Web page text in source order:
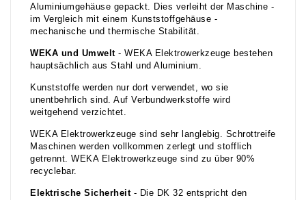
Aluminiumgehäuse gepackt. Dies verleiht der Maschine -
im Vergleich mit einem Kunststoffgehäuse -
mechanische und thermische Stabilität.
WEKA und Umwelt - WEKA Elektrowerkzeuge bestehen
hauptsächlich aus Stahl und Aluminium.
Kunststoffe werden nur dort verwendet, wo sie
unentbehrlich sind. Auf Verbundwerkstoffe wird
weitgehend verzichtet.
WEKA Elektrowerkzeuge sind sehr langlebig. Schrottreife
Maschinen werden vollkommen zerlegt und stofflich
getrennt. WEKA Elektrowerkzeuge sind zu über 90%
recyclebar.
Elektrische Sicherheit - Die DK 32 entspricht den